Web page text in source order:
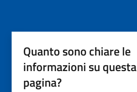
Quanto sono chiare le
informazioni su questa
pagina?